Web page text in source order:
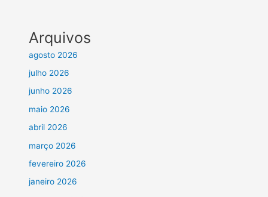
Arquivos
agosto 2026
julho 2026
junho 2026
maio 2026
abril 2026
março 2026
fevereiro 2026
janeiro 2026